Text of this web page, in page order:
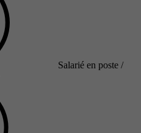
Salarié en poste /